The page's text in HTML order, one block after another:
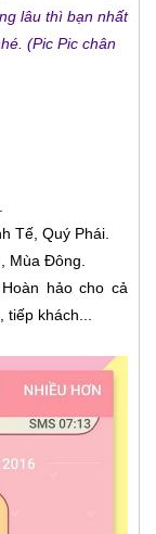
lâu thì bạn nhất
(Pic Pic chân
Tế, Quý Phái.
Mùa Đông.
hảo cho cả
khách...